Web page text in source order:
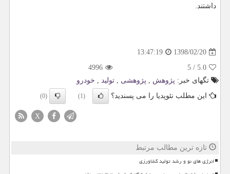
داشتند.
1398/02/20
13:47:19
5.0
/
5
4996
تگهای خبر: پژوهش , پژوهشی , تولید , خودرو
این مطلب نئوپدیا را می پسندید؟
(1)
(0)
X
تازه ترین مطالب مرتبط
انرژی های نو و رشد تولید کشاورزی